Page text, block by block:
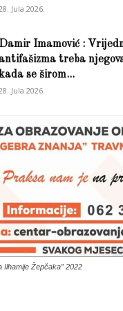
Jula 2026.
Damir Imamović :
treba
se širom...
Jula 2026.
Ilhamije Žepčaka” 2022